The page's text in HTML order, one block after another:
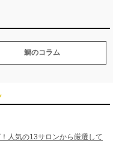
鯛のコラム
人気の13サロンから厳選して